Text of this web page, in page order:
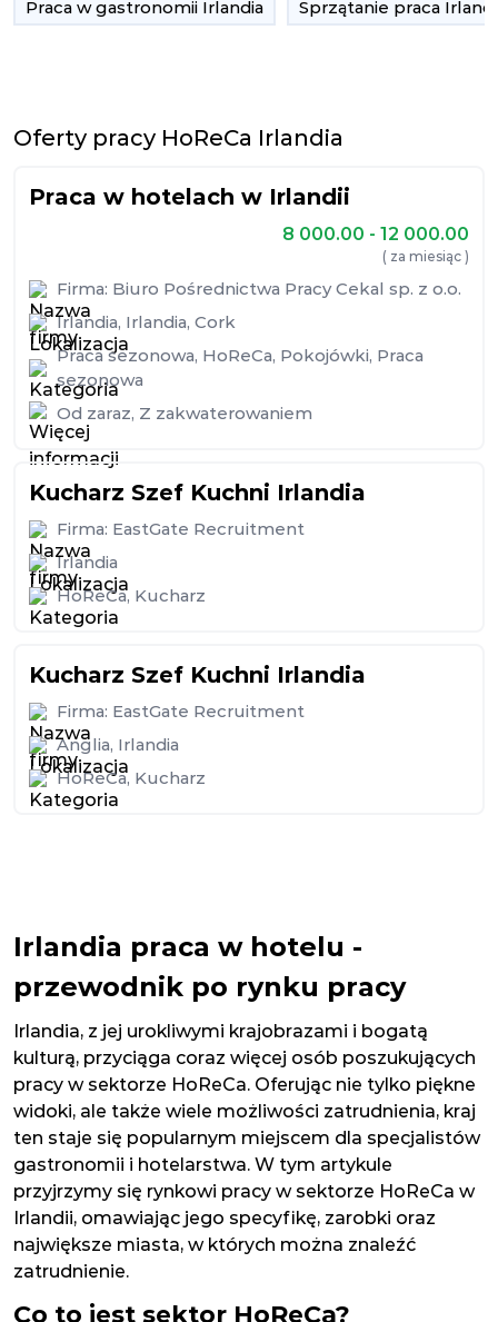
Praca w gastronomii Irlandia Sprzątanie praca
Oferty pracy HoReCa Irlandia
Praca w hotelach w Irlandii
8 000.00 - 12 000.00
( za miesiąc )
Firma: Biuro Pośrednictwa Pracy Cekal sp. z o.o.
Irlandia, Irlandia, Cork
Praca sezonowa, HoReCa, Pokojówki, Praca
sezonowa
Od zaraz, Z zakwaterowaniem
Kucharz Szef Kuchni Irlandia
Firma: EastGate Recruitment
Irlandia
HoReCa, Kucharz
Kucharz Szef Kuchni Irlandia
Firma: EastGate Recruitment
Anglia, Irlandia
HoReCa, Kucharz
Irlandia praca w hotelu -
przewodnik po rynku pracy
Irlandia, z jej urokliwymi krajobrazami i bogatą
kulturą, przyciąga coraz więcej osób poszukujących
pracy w sektorze HoReCa. Oferując nie tylko piękne
widoki, ale także wiele możliwości zatrudnienia, kraj
ten staje się popularnym miejscem dla specjalistów
gastronomii i hotelarstwa. W tym artykule
przyjrzymy się rynkowi pracy w sektorze HoReCa w
Irlandii, omawiając jego specyfikę, zarobki oraz
największe miasta, w których można znaleźć
zatrudnienie.
Co to jest sektor HoReCa?